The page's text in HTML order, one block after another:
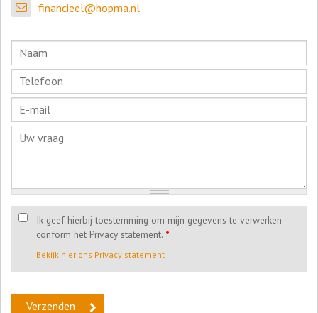
financieel@hopma.nl
Ik geef hierbij toestemming om mijn gegevens te verwerken
conform het Privacy statement. *
Bekijk hier ons Privacy statement